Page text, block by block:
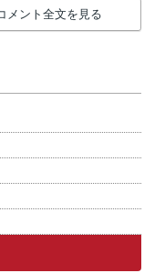
メント全文を見る